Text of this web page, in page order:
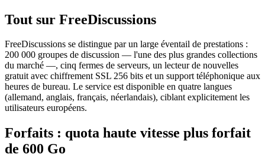
Tout sur FreeDiscussions
FreeDiscussions se distingue par un large éventail de prestations :
200 000 groupes de discussion — l'une des plus grandes collections
du marché —, cinq fermes de serveurs, un lecteur de nouvelles
gratuit avec chiffrement SSL 256 bits et un support téléphonique aux
heures de bureau. Le service est disponible en quatre langues
(allemand, anglais, français, néerlandais), ciblant explicitement les
utilisateurs européens.
Forfaits : quota haute vitesse plus forfait
de 600 Go